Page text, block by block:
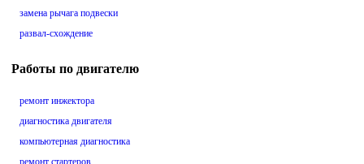
замена рычага подвески
развал-схождение
Работы по двигателю
ремонт инжектора
диагностика двигателя
компьютерная диагностика